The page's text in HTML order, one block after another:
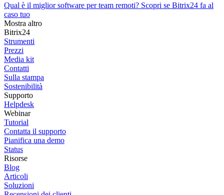
Qual è il miglior software per team remoti? Scopri se Bitrix24 fa al
caso tuo
Mostra altro
Bitrix24
Strumenti
Prezzi
Media kit
Contatti
Sulla stampa
Sostenibilità
Supporto
Helpdesk
Webinar
Tutorial
Contatta il supporto
Pianifica una demo
Status
Risorse
Blog
Articoli
Soluzioni